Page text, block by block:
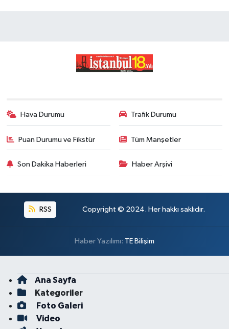
Hava Durumu Trafik Durumu
Puan Durumu ve Fikstür Tüm Manşetler
Son Dakika Haberleri Haber Arşivi
RSS Copyright © 2024. Her hakkı saklıdır.
Haber Yazılımı: TE Bilişim
Ana Sayfa
Kategoriler
Foto Galeri
Video